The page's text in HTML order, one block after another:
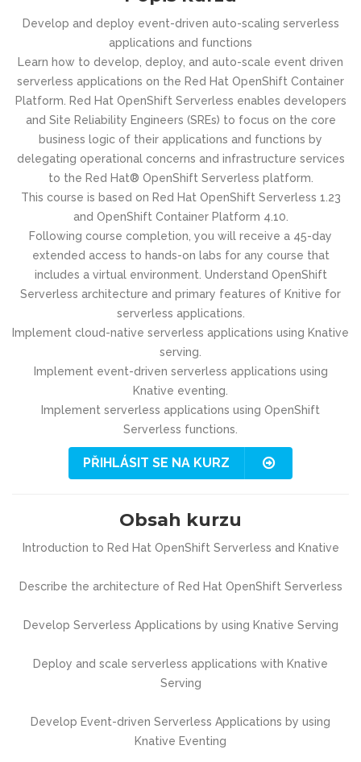
Develop and deploy event-driven auto-scaling serverless
applications and functions
Learn how to develop, deploy, and auto-scale event driven
serverless applications on the Red Hat OpenShift Container
Platform. Red Hat OpenShift Serverless enables developers
and Site Reliability Engineers (SREs) to focus on the core
business logic of their applications and functions by
delegating operational concerns and infrastructure services
to the Red Hat® OpenShift Serverless platform.
This course is based on Red Hat OpenShift Serverless 1.23
and OpenShift Container Platform 4.10.
Following course completion, you will receive a 45-day
extended access to hands-on labs for any course that
includes a virtual environment. Understand OpenShift
Serverless architecture and primary features of Knitive for
serverless applications.
Implement cloud-native serverless applications using Knative
serving.
Implement event-driven serverless applications using
Knative eventing.
Implement serverless applications using OpenShift
Serverless functions.
PŘIHLÁSIT SE NA KURZ
Obsah kurzu
Introduction to Red Hat OpenShift Serverless and Knative
Describe the architecture of Red Hat OpenShift Serverless
Develop Serverless Applications by using Knative Serving
Deploy and scale serverless applications with Knative
Serving
Develop Event-driven Serverless Applications by using
Knative Eventing